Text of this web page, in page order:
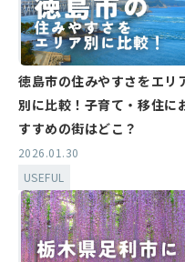
徳島市の住みやすさをエリ
別に比較！子育て・移住に
すすめの街はどこ？
2026.01.30
USEFUL